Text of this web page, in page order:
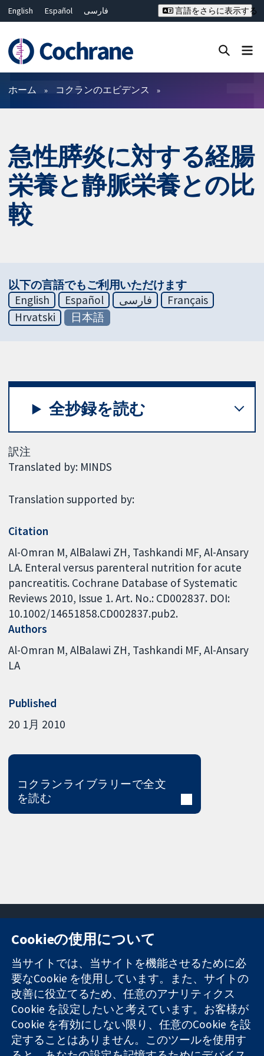
English Español
فارسی
Deutsch
Bahasa Malaysia
ไทย
繁體中文
简体中文
言語をさらに表示する
フィルター
ホーム コクランのエビデンス
急性膵炎に対する経腸
栄養と静脈栄養との比
較
以下の言語でもご利用いただけます
English
Español فارسی
Français
Hrvatski
日本語
全抄録を読む
訳注
Translated by: MINDS
Translation supported by:
Citation
Al-Omran M, AlBalawi ZH, Tashkandi MF, Al-Ansary
LA. Enteral versus parenteral nutrition for acute
pancreatitis. Cochrane Database of Systematic
Reviews 2010, Issue 1. Art. No.: CD002837. DOI:
10.1002/14651858.CD002837.pub2.
Authors
Al-Omran M AlBalawi ZH Tashkandi MF Al-Ansary
LA
Published
20 1月 2010
コクランライブラリーで全文
を読む
信頼できるエビ
デンスと
情報に基づく意
思決定により
健康のさらなる
向上へ
11-13 Cavendish
Square
London
W1G 0AN
United Kingdom
お問い合わせ
ニュース
広報
コクランにつ
いて
採用
Cochrane
Library
Cookieの使用について
当サイトでは、当サイトを機能させるために必
要なCookie を使用しています。また、サイトの
改善に役立てるため、任意のアナリティクス
Cookie を設定したいと考えています。お客様が
Cookie を有効にしない限り、任意のCookie を設
定することはありません。このツールを使用す